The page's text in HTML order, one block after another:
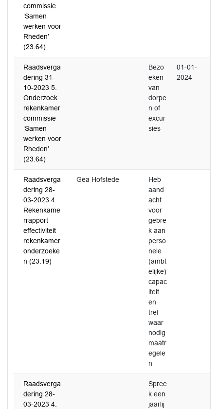
commissie
‘Samen
werken voor
Rheden’
(23.64)
Raadsverga
dering 31-
10-2023 5.
Onderzoek
rekenkamer
commissie
‘Samen
werken voor
Rheden’
(23.64)
Bezo
eken
van
dorpe
n of
excur
sies
01-01-
2024
Raadsverga
dering 28-
03-2023 4.
Rekenkame
rrapport
effectiviteit
rekenkamer
onderzoeke
n (23.19)
Gea Hofstede
Heb
aand
acht
voor
gebre
k aan
perso
nele
(ambt
elijke)
capac
iteit
en
tref
waar
nodig
maatr
egele
n
Raadsverga
dering 28-
03-2023 4.
Spree
k een
jaarlij